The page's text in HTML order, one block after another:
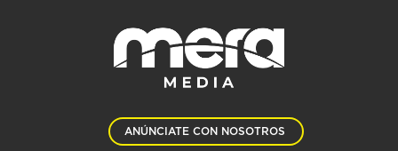
ANÚNCIATE CON NOSOTROS